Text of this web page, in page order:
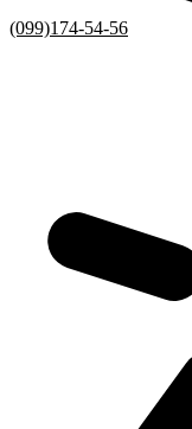
(099)174-54-56